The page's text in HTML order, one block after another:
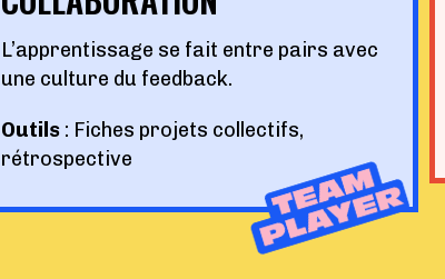
L’apprentissage se fait entre pairs avec
une culture du feedback.
Outils : Fiches projets collectifs,
rétrospective